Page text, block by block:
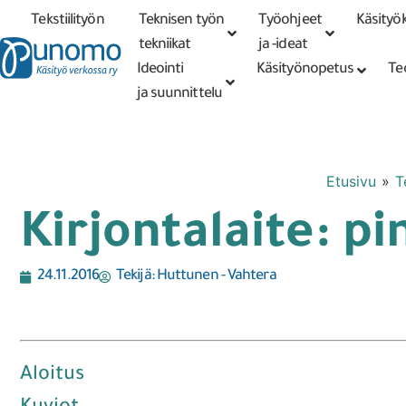
Tarkennettu
Tekstiilityön
tekniikat
Teknisen työn
tekniikat
Työohjeet
ja -ideat
Ideointi
ja suunnittelu
Käsityönopetus
Etusivu »
Kirjontalaite:
24.11.2016 Tekijä:Huttunen - Vahtera
Aloitus